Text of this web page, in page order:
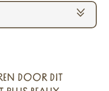
DOOR DIT